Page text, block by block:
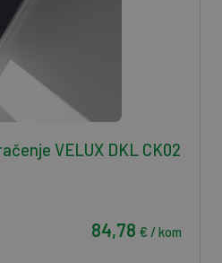
VELUX DKL CK02
84,78 € / kom